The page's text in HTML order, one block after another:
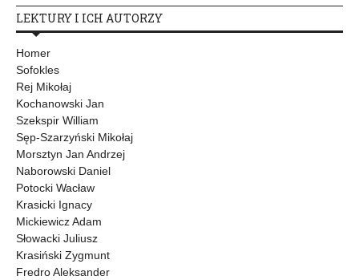
LEKTURY I ICH AUTORZY
Homer
Sofokles
Rej Mikołaj
Kochanowski Jan
Szekspir William
Sęp-Szarzyński Mikołaj
Morsztyn Jan Andrzej
Naborowski Daniel
Potocki Wacław
Krasicki Ignacy
Mickiewicz Adam
Słowacki Juliusz
Krasiński Zygmunt
Fredro Aleksander